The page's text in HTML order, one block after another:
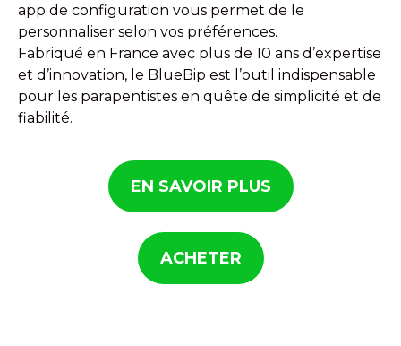
app de configuration vous permet de le
personnaliser selon vos préférences.
Fabriqué en France avec plus de 10 ans d’expertise
et d’innovation, le BlueBip est l’outil indispensable
pour les parapentistes en quête de simplicité et de
fiabilité.
EN SAVOIR PLUS
ACHETER